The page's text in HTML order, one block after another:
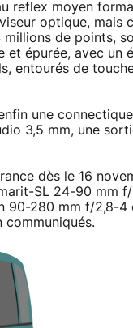
reflex moyen
optique, mais
millions de points,
et épurée, avec un
entourés de
une
3,5 mm, une
dès le 16
SL 24-90 mm
90-280 mm f/2,8-
communiqués.